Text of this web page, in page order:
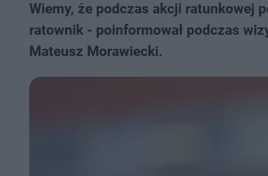
Wiemy, że podczas akcji ratunkowej
ratownik - poinformował podczas
Mateusz Morawiecki.